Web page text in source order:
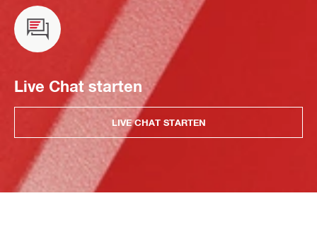
Live Chat starten
LIVE CHAT STARTEN